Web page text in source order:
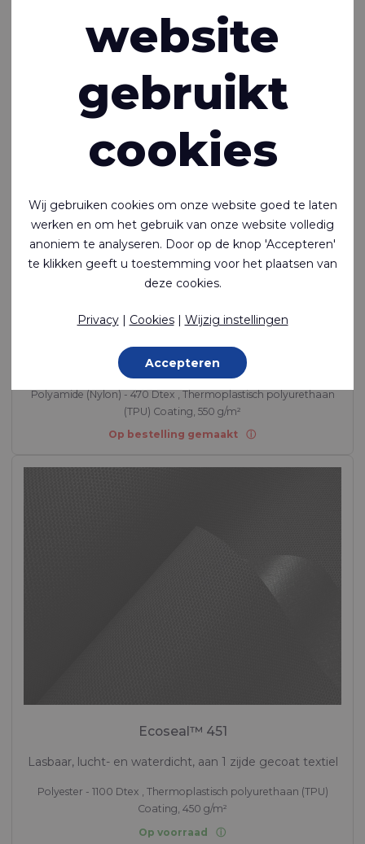
Op voorraad
Luchtdicht, waterdicht en lasbaar 2-zijdig gecoat nylon
Polyamide (Nylon) - 470 Dtex , Thermoplastisch polyurethaan
(TPU) Coating, 550 g/m²
Op bestelling gemaakt
Ecoseal™ 451
Lasbaar, lucht- en waterdicht, aan 1 zijde gecoat textiel
Polyester - 1100 Dtex , Thermoplastisch polyurethaan (TPU)
Coating, 450 g/m²
Op voorraad
website
gebruikt
cookies
Wij gebruiken cookies om onze website goed te laten
werken en om het gebruik van onze website volledig
anoniem te analyseren. Door op de knop 'Accepteren'
te klikken geeft u toestemming voor het plaatsen van
deze cookies.
Privacy| Cookies| Wijzig instellingen
Accepteren